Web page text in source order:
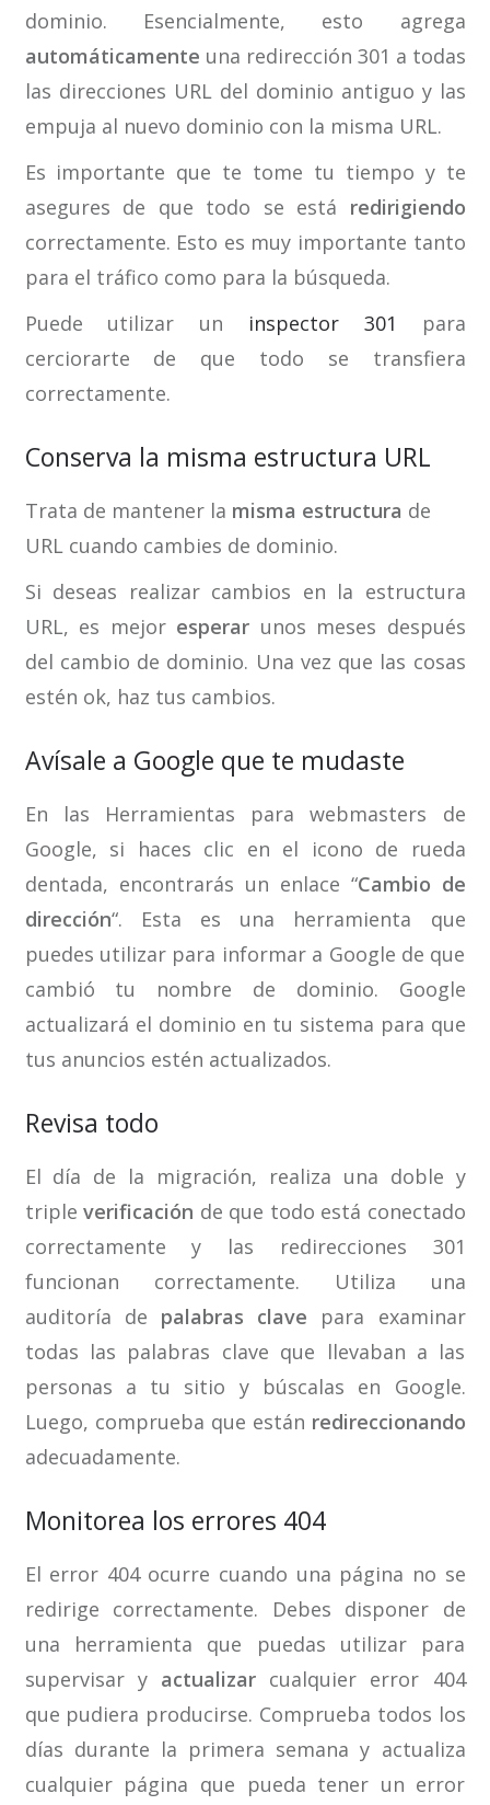
dominio. Esencialmente, esto agrega
automáticamente una redirección 301 a todas
las direcciones URL del dominio antiguo y las
empuja al nuevo dominio con la misma URL.
Es importante que te tome tu tiempo y te
asegures de que todo se está redirigiendo
correctamente. Esto es muy importante tanto
para el tráfico como para la búsqueda.
Puede utilizar un inspector 301
para
cerciorarte de que todo se transfiera
correctamente.
Conserva la misma estructura URL
Trata de mantener la misma estructura de
URL cuando cambies de dominio.
Si deseas realizar cambios en la estructura
URL, es mejor esperar unos meses después
del cambio de dominio. Una vez que las cosas
estén ok, haz tus cambios.
Avísale a Google que te mudaste
En las Herramientas para webmasters de
Google, si haces clic en el icono de rueda
dentada, encontrarás un enlace “Cambio de
dirección“. Esta es una herramienta que
puedes utilizar para informar a Google de que
cambió tu nombre de dominio. Google
actualizará el dominio en tu sistema para que
tus anuncios estén actualizados.
Revisa todo
El día de la migración, realiza una doble y
triple verificación de que todo está conectado
correctamente y las redirecciones 301
funcionan correctamente. Utiliza una
auditoría de palabras clave para examinar
todas las palabras clave que llevaban a las
personas a tu sitio y búscalas en Google.
Luego, comprueba que están redireccionando
adecuadamente.
Monitorea los errores 404
El error 404 ocurre cuando una página no se
redirige correctamente. Debes disponer de
una herramienta que puedas utilizar para
supervisar y actualizarcualquier error 404
que pudiera producirse. Comprueba todos los
días durante la primera semana y actualiza
cualquier página que pueda tener un error